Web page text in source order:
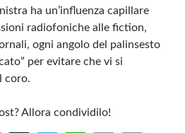
ha un’influenza capillare
radiofoniche alle fiction,
ogni angolo del palinsesto
per evitare che vi si
coro.
Allora condividilo!